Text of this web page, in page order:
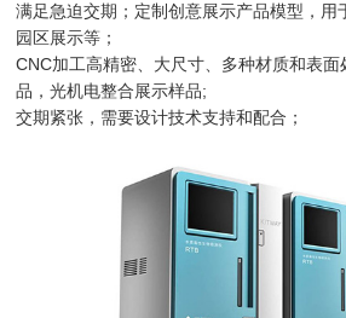
满足急迫交期；定制创意展示产品模型，用
园区展示等；
CNC加工高精密、大尺寸、多种材质和表
品，光机电整合展示样品;
交期紧张，需要设计技术支持和配合；